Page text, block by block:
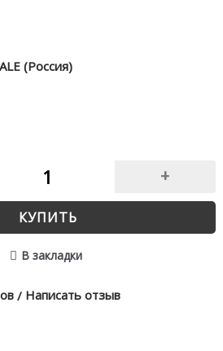
+
КУПИТЬ
В закладки
/ Написать отзыв